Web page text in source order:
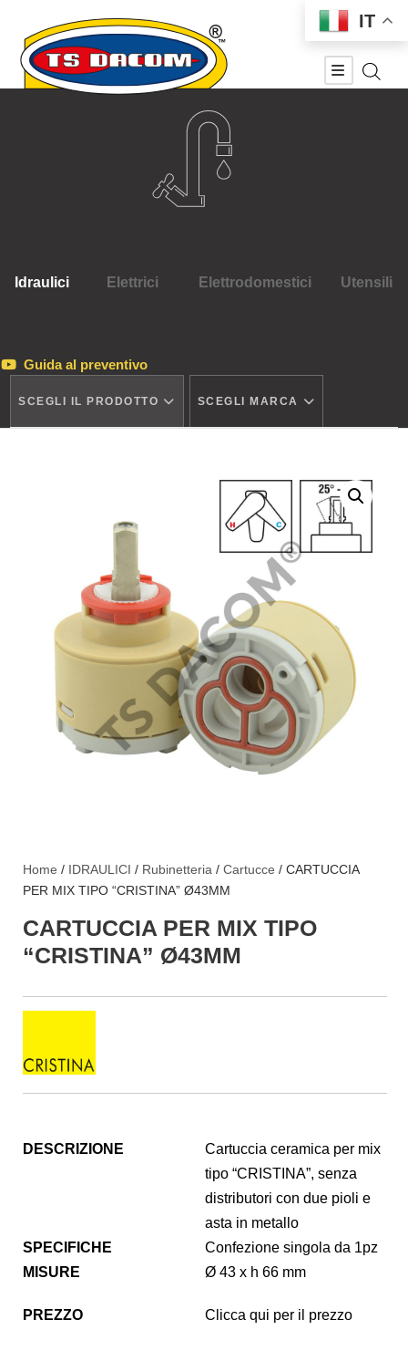
Idraulici Elettrici Elettrodomestici Utensili
Guida al preventivo
SCEGLI IL PRODOTTO SCEGLI MARCA
Home / IDRAULICI / Rubinetteria / Cartucce / CARTUCCIA
PER MIX TIPO “CRISTINA” Ø43MM
CARTUCCIA PER MIX TIPO
“CRISTINA” Ø43MM
DESCRIZIONE
Cartuccia ceramica per mix
tipo “CRISTINA”, senza
distributori con due pioli e
asta in metallo
SPECIFICHE
Confezione singola da 1pz
MISURE
Ø 43 x h 66 mm
PREZZO Clicca qui per il prezzo
IT